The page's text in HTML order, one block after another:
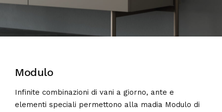
Modulo
Infinite combinazioni di vani a giorno, ante e
elementi speciali permettono alla madia Modulo di